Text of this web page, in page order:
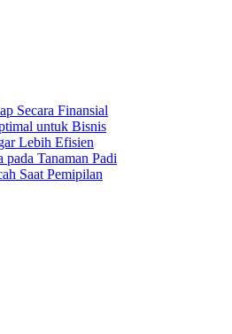
Secara Finansial
untuk Bisnis
Lebih Efisien
pada Tanaman Padi
Saat Pemipilan